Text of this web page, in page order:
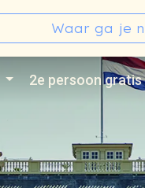
2e persoon gratis